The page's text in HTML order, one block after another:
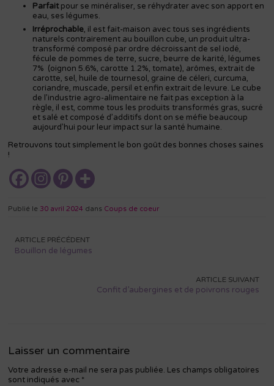
Parfaitpour se minéraliser, se réhydrater avec son apport en
eau, ses légumes.
Irréprochable, il est fait-maison avec tous ses ingrédients
naturels contrairement au bouillon cube, un produit ultra-
transformé composé par ordre décroissant de sel iodé,
fécule de pommes de terre, sucre, beurre de karité, légumes
7% (oignon 5.6%, carotte 1.2%, tomate), arômes, extrait de
carotte, sel, huile de tournesol, graine de céleri, curcuma,
coriandre, muscade, persil et enfin extrait de levure. Le cube
de l’industrie agro-alimentaire ne fait pas exception à la
règle, il est, comme tous les produits transformés gras, sucré
et salé et composé d’additifs dont on se méfie beaucoup
aujourd’hui pour leur impact sur la santé humaine.
Retrouvons tout simplement le bon goût des bonnes choses saines
!
Publié le 30 avril 2024 dans Coups de coeur
Navigation
de
ARTICLE PRÉCÉDENT
Bouillon de légumes
ARTICLE SUIVANT
Confit d’aubergines et de poivrons rouges
Laisser un commentaire
Votre adresse e-mail ne sera pas publiée. Les champs obligatoires
sont indiqués avec *